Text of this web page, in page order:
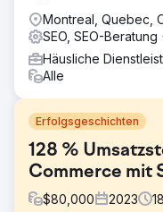
Montreal, Quebec,
SEO, SEO-Beratung
Häusliche
Alle
Erfolgsgeschichten
128 %
Commerce mit
$80,000 2023 18